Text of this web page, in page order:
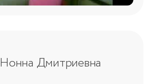
Нонна Дмитриевна